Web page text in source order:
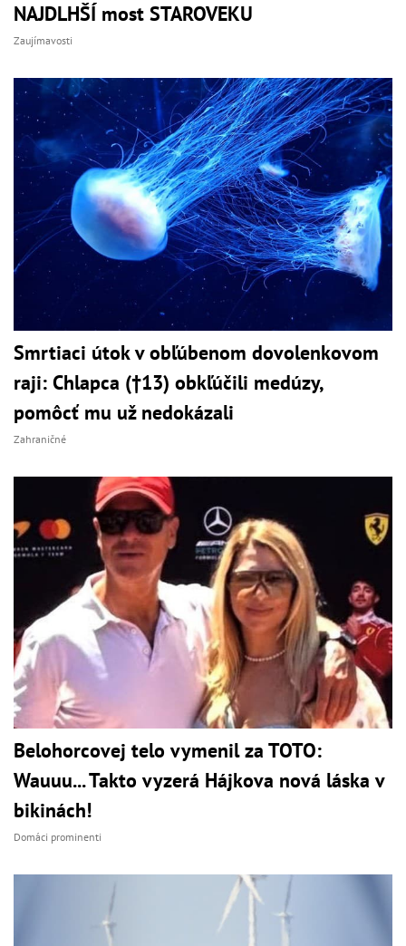
NAJDLHŠÍ most STAROVEKU
Zaujímavosti
Smrtiaci útok v obľúbenom dovolenkovom
raji: Chlapca (†13) obkľúčili medúzy,
pomôcť mu už nedokázali
Zahraničné
Belohorcovej telo vymenil za TOTO:
Wauuu... Takto vyzerá Hájkova nová láska v
bikinách!
Domáci prominenti